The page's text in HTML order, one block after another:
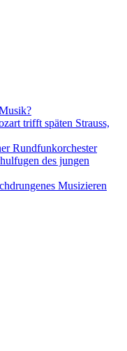
trifft späten Strauss,
Rundfunkorchester
des jungen
Musizieren